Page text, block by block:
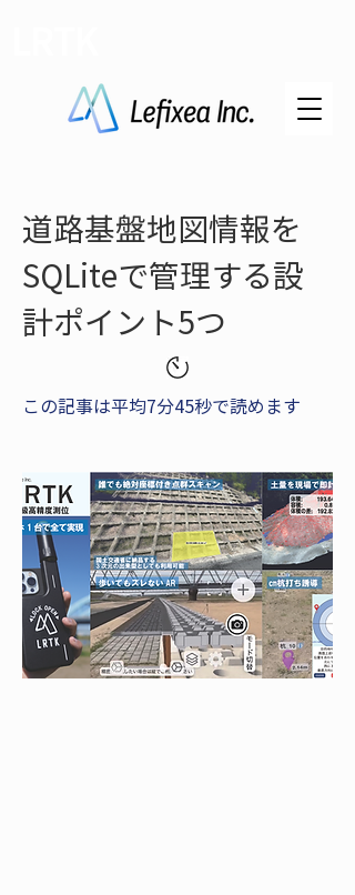
道路基盤地図情報を
SQLiteで管理する設
計ポイント5つ
この記事は平均7分45秒で読めます